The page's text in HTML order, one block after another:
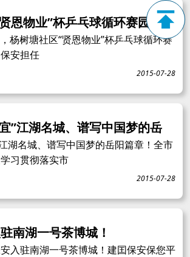
恩物业”杯乒乓球循环赛园满
杨树塘社区“贤恩物业”杯乒乓球循环赛
安担任
2015-07-28
”江湖名城、谱写中国梦的岳
湖名城、谱写中国梦的岳阳篇章！全市
习贯彻落实市
2015-07-28
南湖一号茶博城！
入驻南湖一号茶博城！建囯保安保您平